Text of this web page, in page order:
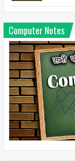
Computer Notes